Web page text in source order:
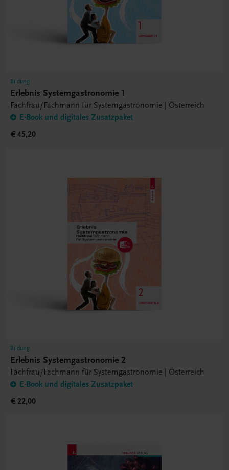
Bildung
Erlebnis Systemgastronomie 1
Fachfrau/Fachmann für Systemgastronomie | Österreich
E-Book und digitales Zusatzpaket
€ 45,20
Bildung
Erlebnis Systemgastronomie 2
Fachfrau/Fachmann für Systemgastronomie | Österreich
E-Book und digitales Zusatzpaket
€ 22,00